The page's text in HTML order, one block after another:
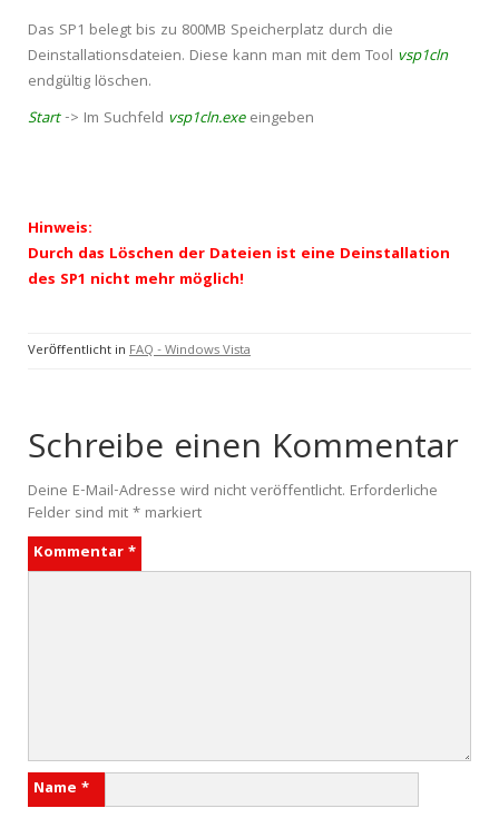
Das SP1 belegt bis zu 800MB Speicherplatz durch die
Deinstallationsdateien. Diese kann man mit dem Tool vsp1cln
endgültig löschen.
Start -> Im Suchfeld vsp1cln.exeeingeben
Hinweis:
Durch das Löschen der Dateien ist eine Deinstallation
des SP1 nicht mehr möglich!
Veröffentlicht in FAQ - Windows Vista
Schreibe einen Kommentar
Deine E-Mail-Adresse wird nicht veröffentlicht. Erforderliche
Felder sind mit* markiert
Kommentar*
Name *